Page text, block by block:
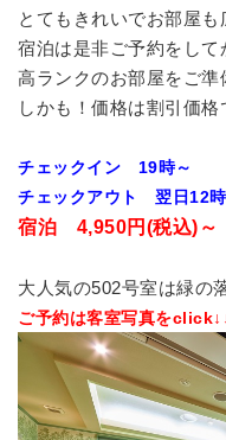
とてもきれいでお部屋
宿泊は是非ご予約をして
高ランクのお部屋をご準
しかも！価格は割引価格
チェックイン 19時～
チェックアウト 翌日12時
宿泊 4,950円(税込)～
大人気の502号室は緑の
ご予約は客室写真を